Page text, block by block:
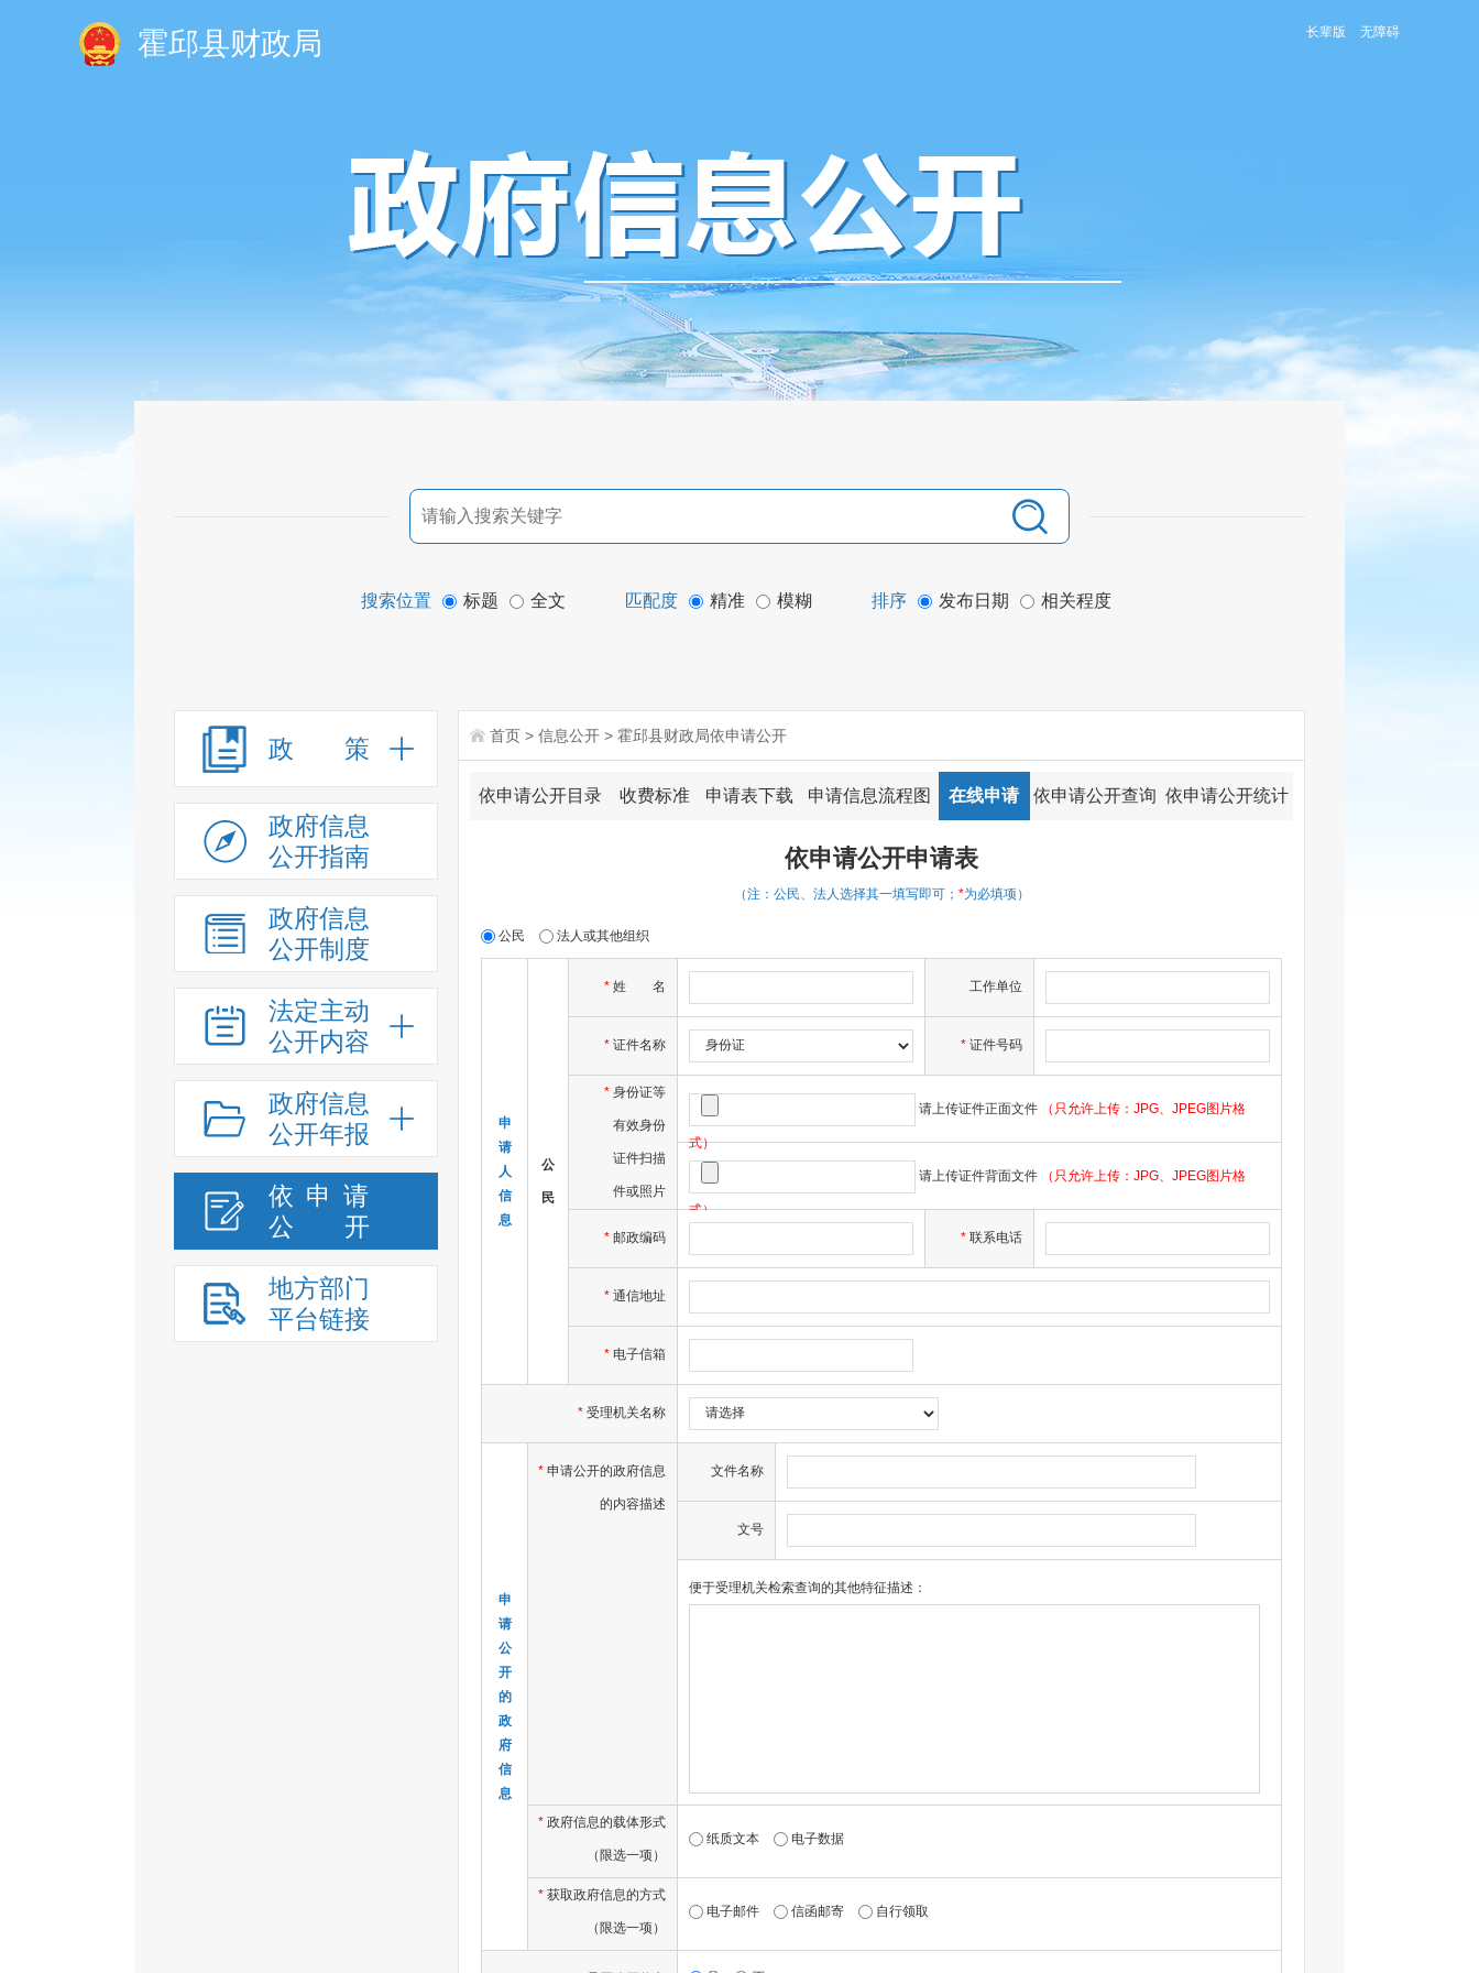
霍邱县财政局 长辈版 无障碍
搜索位置 标题 全文 匹配度 精准 模糊 排序 发布日期 相关程度
政 策
政府信息
公开指南
政府信息
公开制度
法定主动
公开内容
政府信息
公开年报
依申请
公
开
地方部门
平台链接
首页 > 信息公开 > 霍邱县财政局依申请公开
依申请公开目录 收费标准 申请表下载 申请信息流程图 在线申请 依申请公开查询 依申请公开统计
依申请公开申请表
（注：公民、法人选择其一填写即可； *为必填项）
公民 法人或其他组织
申
请
人
信
息
公
民
* 姓 名 工作单位
* 证件名称 * 证件号码
* 身份证等
有效身份
证件扫描
件或照片
请上传证件正面文件 （只允许上传：JPG、JPEG图片格
式）
请上传证件背面文件 （只允许上传：JPG、JPEG图片格
式）
* 邮政编码 * 联系电话
* 通信地址
* 电子信箱
* 受理机关名称
申
请
公
开
的
政
府
信
息
* 申请公开的政府信息
的内容描述
文件名称
文号
便于受理机关检索查询的其他特征描述：
* 政府信息的载体形式
（限选一项）
纸质文本 电子数据
* 获取政府信息的方式
（限选一项）
电子邮件 信函邮寄 自行领取